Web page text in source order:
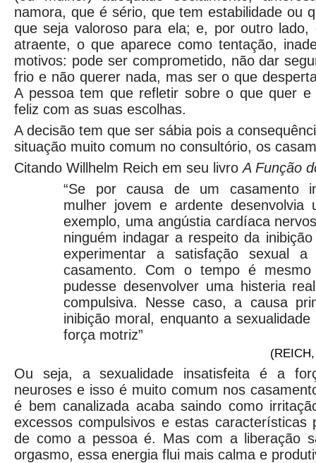
namora, que é sério, que tem estabilidade ou
que seja valoroso para ela; e, por outro lado,
atraente, o que aparece como tentação,
motivos: pode ser comprometido, não dar
frio e não querer nada, mas ser o que
A pessoa tem que refletir sobre o que quer
feliz com as suas escolhas.
A decisão tem que ser sábia pois a
situação muito comum no consultório, os
Citando Willhelm Reich em seu livroA Função
“Se por causa de um casamento
mulher jovem e ardente desenvolvia
exemplo, uma angústia cardíaca
ninguém indagar a respeito da
experimentar a satisfação sexual
casamento. Com o tempo é
pudesse desenvolver uma histeria
compulsiva. Nesse caso, a causa
inibição moral, enquanto a
força motriz”
Ou seja, a sexualidade insatisfeita é a
neuroses e isso é muito comum nos
é bem canalizada acaba saindo como
excessos compulsivos e estas características
de como a pessoa é. Mas com a liberação
orgasmo, essa energia flui mais calma e